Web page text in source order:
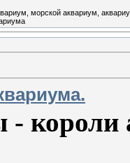
морской аквариум,
- короли